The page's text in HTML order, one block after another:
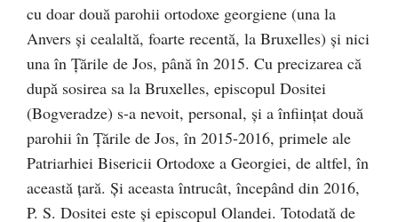
cu doar două parohii ortodoxe georgiene (una la
Anvers și cealaltă, foarte recentă, la Bruxelles) și nici
una în Țările de Jos, până în 2015. Cu precizarea că
după sosirea sa la Bruxelles, episcopul Dositei
(Bogveradze) s-a nevoit, personal, și a înființat două
parohii în Țările de Jos, în 2015-2016, primele ale
Patriarhiei Bisericii Ortodoxe a Georgiei, de altfel, în
această țară. Și aceasta întrucât, începând din 2016,
P. S. Dositei este și episcopul Olandei. Totodată de